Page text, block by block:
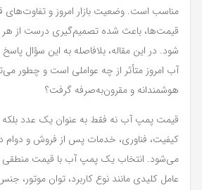
مناسب است. وضعیت بازار امروز و تفاوت‌های
قیمت‌ها، باعث شده تصمیم‌گیری درست از هر
شود. در این مقاله، بلافاصله به این سؤال
آب امروز متأثر از چه عواملی است و چطور
هوشمندانه و مقرون‌به‌صرفه گرفت؟
قیمت پمپ آب نه فقط به عنوان یک عدد
کیفیت، فناوری، خدمات پس از فروش و
می‌شود. انتخاب یک پمپ آب با قیمت منطقی
عامل کلیدی مانند نوع کاربرد، توان موتور،